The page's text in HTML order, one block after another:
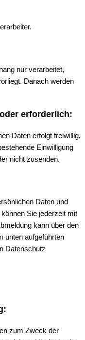
nur verarbeitet,
Danach werden
erforderlich:
Daten erfolgt freiwillig,
Einwilligung
nicht zusenden.
Daten und
Sie jederzeit mit
kann über den
unten aufgeführten
Datenschutz
zum Zweck der